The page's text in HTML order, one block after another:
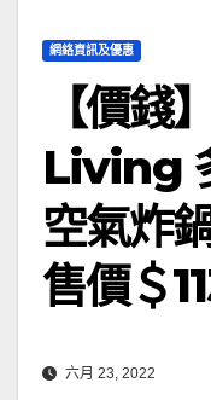
網絡資訊及優惠
【價
Living
空氣炸
售價＄
六月 23, 2022